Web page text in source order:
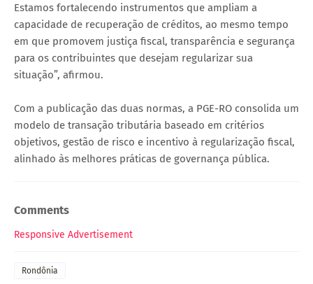
Estamos fortalecendo instrumentos que ampliam a
capacidade de recuperação de créditos, ao mesmo tempo
em que promovem justiça fiscal, transparência e segurança
para os contribuintes que desejam regularizar sua
situação”, afirmou.
Com a publicação das duas normas, a PGE-RO consolida um
modelo de transação tributária baseado em critérios
objetivos, gestão de risco e incentivo à regularização fiscal,
alinhado às melhores práticas de governança pública.
Comments
Responsive Advertisement
Rondônia